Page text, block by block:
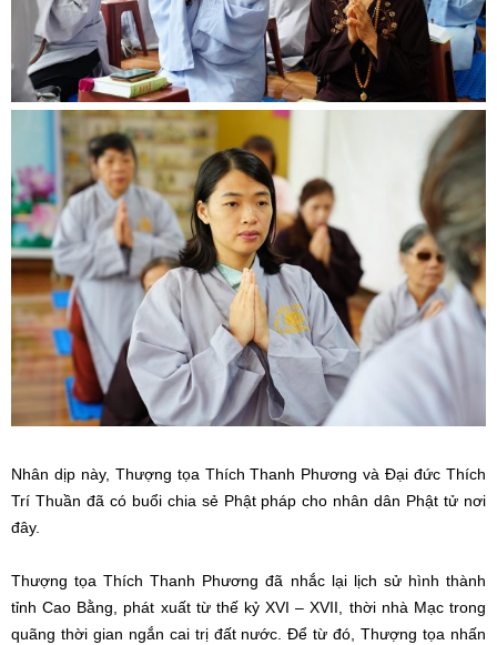
Nhân dịp này, Thượng tọa Thích Thanh Phương và Đại đức Thích
Trí Thuần đã có buổi chia sẻ Phật pháp cho nhân dân Phật tử nơi
đây.
Thượng tọa Thích Thanh Phương đã nhắc lại lịch sử hình thành
tỉnh Cao Bằng, phát xuất từ thế kỷ XVI – XVII, thời nhà Mạc trong
quãng thời gian ngắn cai trị đất nước. Để từ đó, Thượng tọa nhấn